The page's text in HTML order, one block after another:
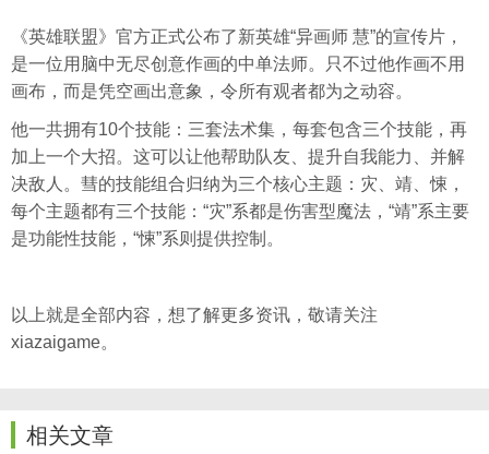
《英雄联盟》官方正式公布了新英雄“异画师 慧”的宣传片，
是一位用脑中无尽创意作画的中单法师。只不过他作画不用
画布，而是凭空画出意象，令所有观者都为之动容。
他一共拥有10个技能：三套法术集，每套包含三个技能，再
加上一个大招。这可以让他帮助队友、提升自我能力、并解
决敌人。彗的技能组合归纳为三个核心主题：灾、靖、悚，
每个主题都有三个技能：“灾”系都是伤害型魔法，“靖”系主要
是功能性技能，“悚”系则提供控制。
以上就是全部内容，想了解更多资讯，敬请关注
xiazaigame。
相关文章